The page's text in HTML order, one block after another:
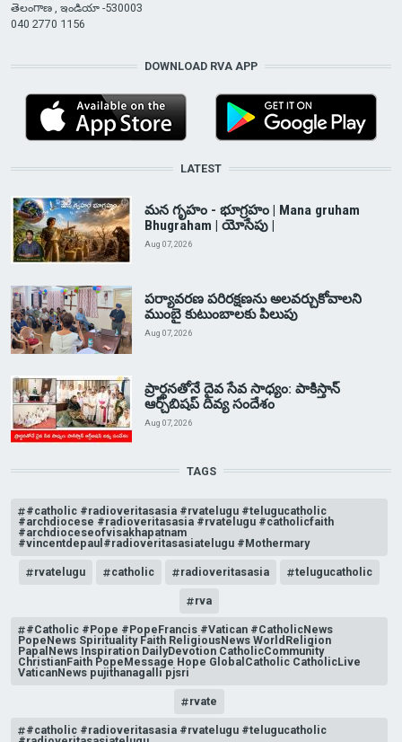
తెలంగాణ , ఇండియా -530003
040 2770 1156
DOWNLOAD RVA APP
LATEST
మన గృహం - భూగ్రహం | Mana gruham
Bhugraham | యోసేపు |
Aug 07, 2026
పర్యావరణ పరిరక్షణను అలవర్చుకోవాలని
ముంబై కుటుంబాలకు పిలుపు
Aug 07, 2026
ప్రార్థనతోనే దైవ సేవ సాధ్యం: పాకిస్తాన్‌
ఆర్చ్‌బిషప్ దివ్య సందేశం
Aug 07, 2026
TAGS
#catholic #radioveritasasia #rvatelugu #telugucatholic
#archdiocese #radioveritasasia #rvatelugu #catholicfaith
#archdioceseofvisakhapatnam
#vincentdepaul#radioveritasasiatelugu #Mothermary
rvatelugu catholic radioveritasasia telugucatholic
rva
#Catholic #Pope #PopeFrancis #Vatican #CatholicNews
PopeNews Spirituality Faith ReligiousNews WorldReligion
PapalNews Inspiration DailyDevotion CatholicCommunity
ChristianFaith PopeMessage Hope GlobalCatholic CatholicLive
VaticanNews pujithanagalli pjsri
rvate
#catholic #radioveritasasia #rvatelugu #telugucatholic